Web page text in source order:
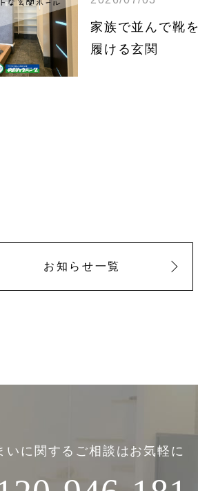
家族で並んで靴を
履ける玄関
お知らせ一覧
いに関するご相談はお気軽に